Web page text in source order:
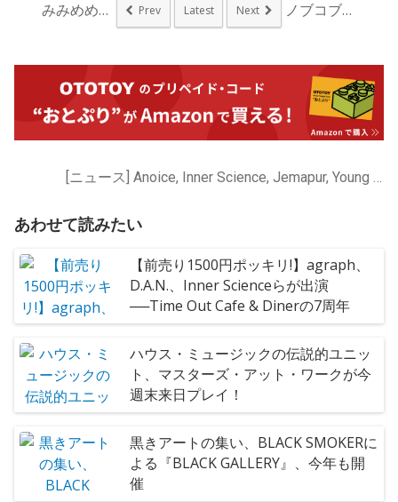
みみめめMIMI、和... Prev Latest Next ノブコブ徳井主催アイ...
あわせて読みたい
【前売り1500円ポッキリ!】agraph、
D.A.N.、Inner Scienceらが出演
──Time Out Cafe & Dinerの7周年
ハウス・ミュージックの伝説的ユニッ
ト、マスターズ・アット・ワークが今
週末来日プレイ！
黒きアートの集い、BLACK SMOKERに
よる『BLACK GALLERY』、今年も開
催